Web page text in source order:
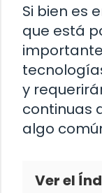
Si bien es
que está
y
continuas
algo
Ver el